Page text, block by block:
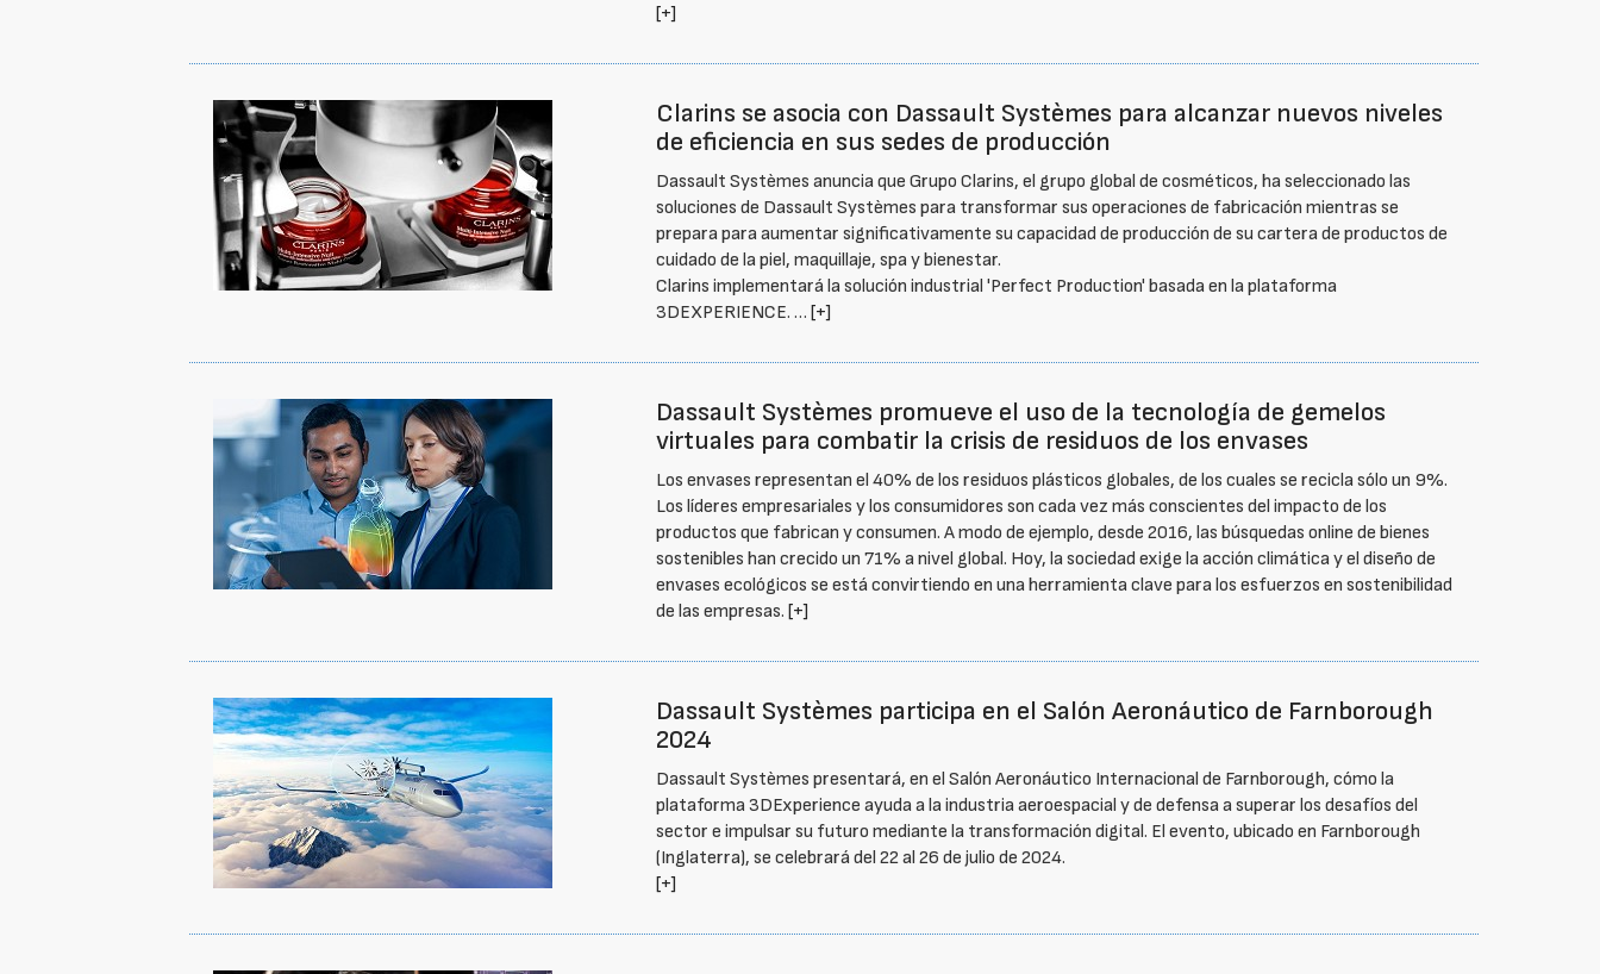
[+]
Clarins se asocia con Dassault Systèmes para alcanzar nuevos niveles
de eficiencia en sus sedes de producción
Dassault Systèmes anuncia que Grupo Clarins, el grupo global de cosméticos, ha seleccionado las
soluciones de Dassault Systèmes para transformar sus operaciones de fabricación mientras se
prepara para aumentar significativamente su capacidad de producción de su cartera de productos de
cuidado de la piel, maquillaje, spa y bienestar.
Clarins implementará la solución industrial 'Perfect Production' basada en la plataforma
3DEXPERIENCE. …[+]
Dassault Systèmes promueve el uso de la tecnología de gemelos
virtuales para combatir la crisis de residuos de los envases
Los envases representan el 40% de los residuos plásticos globales, de los cuales se recicla sólo un 9%.
Los líderes empresariales y los consumidores son cada vez más conscientes del impacto de los
productos que fabrican y consumen. A modo de ejemplo, desde 2016, las búsquedas online de bienes
sostenibles han crecido un 71% a nivel global. Hoy, la sociedad exige la acción climática y el diseño de
envases ecológicos se está convirtiendo en una herramienta clave para los esfuerzos en sostenibilidad
de las empresas.[+]
Dassault Systèmes participa en el Salón Aeronáutico de Farnborough
2024
Dassault Systèmes presentará, en el Salón Aeronáutico Internacional de Farnborough, cómo la
plataforma 3DExperience ayuda a la industria aeroespacial y de defensa a superar los desafíos del
sector e impulsar su futuro mediante la transformación digital. El evento, ubicado en Farnborough
(Inglaterra), se celebrará del 22 al 26 de julio de 2024.
[+]